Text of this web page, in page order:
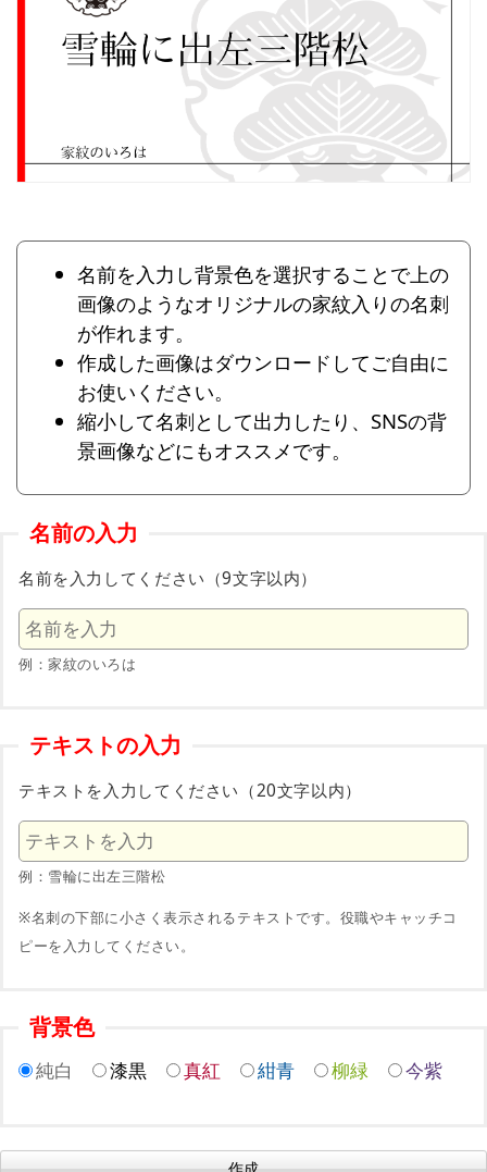
名前を入力し背景色を選択することで上の
画像のようなオリジナルの家紋入りの名刺
が作れます。
作成した画像はダウンロードしてご自由に
お使いください。
縮小して名刺として出力したり、SNSの背
景画像などにもオススメです。
名前の入力
名前を入力してください（9文字以内）
例：家紋のいろは
テキストの入力
テキストを入力してください（20文字以内）
例：雪輪に出左三階松
※名刺の下部に小さく表示されるテキストです。役職やキャッチコ
ピーを入力してください。
背景色
純白 漆黒 真紅 紺青 柳緑 今紫